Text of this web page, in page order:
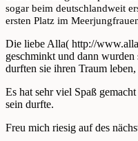
sogar beim deutschlandweit
ersten Platz im
Die liebe Alla( http://
geschminkt und dann
durften sie ihren Traum
Es hat sehr viel Spaß
sein durfte.
Freu mich riesig auf des